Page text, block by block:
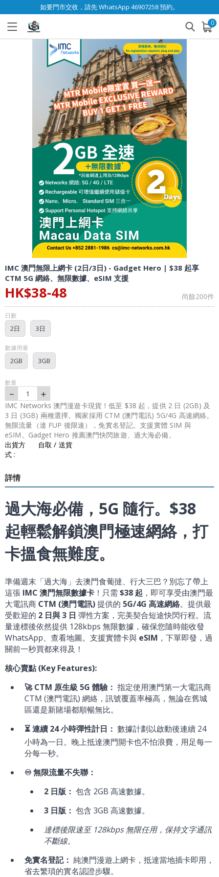
如要門市交收，請先 WhatsApp 46907258 預約。
0
已加入購物車 查看
IMC 澳門無限上網卡 (2日/3日) - Gadget Hero | $38 起享
CTM 5G 網絡、無限數據、eSIM 支援
HK$38-48 尚餘200件
日數
2日 3日
數據用量
2GB 3GB
數量
－ 1 ＋
IMC Networks 澳門漫遊卡現貨！低至 $38 起，提供 2 日 (2GB) 及
3 日 (3GB) 兩種選擇。獨家採用 CTM (澳門電訊) 5G/4G 高速網絡。
無限流量（達 FUP 後限速），免實名登記。支援實體 SIM 與
eSIM。Gadget Hero 推薦澳門快閃旅遊、過大海必備。
出貨方
式 :
自取 / 送貨
詳情
過大海必備，5G 隨行。$38
起輕鬆解鎖澳門極速網絡，打
卡搵食無難度。
準備週末「過大海」去澳門食葡撻、行大三巴？別忘了帶上
這張 IMC 澳門無限數據卡 ！只需 $38 起 ，即可享受由澳門最
大電訊商 CTM (澳門電訊)提供的 5G/4G 高速網絡。提供最
受歡迎的 2 日與 3 日 彈性方案，完美契合短途快閃行程。流
量達標後依然提供 128kbps 無限數據，確保您隨時能收發
WhatsApp、查看地圖。支援實體卡與 eSIM ，下單即發，過
關前一秒買都來得及！
核心賣點 (Key Features):
🚀 CTM 原生級 5G 體驗： 指定使用澳門第一大電訊商
CTM (澳門電訊) 網絡，訊號覆蓋率極高，無論在舊城
區還是新賭場都順暢無比。
⏳ 連續 24 小時彈性計日： 數據計劃以啟動後連續 24
小時為一日。晚上抵達澳門開卡也不怕浪費，用足每一
分每一秒。
♾️ 無限流量不失聯：
2 日版： 包含 2GB 高速數據。
3 日版： 包含 3GB 高速數據。
達標後限速至 128kbps 無限任用，保持文字通訊
不斷線。
免實名登記： 純澳門漫遊上網卡，抵達當地插卡即用，
省去繁瑣的實名認證步驟。